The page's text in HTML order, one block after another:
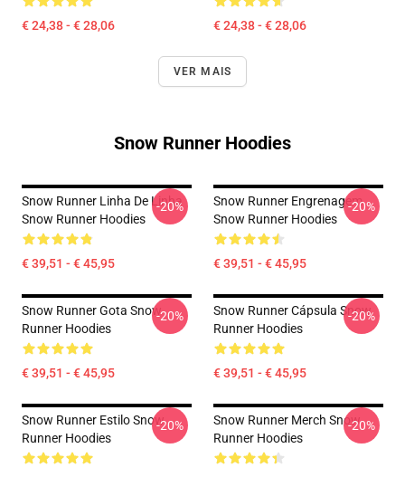
€ 24,38 - € 28,06 € 24,38 - € 28,06
VER MAIS
Snow Runner Hoodies
Snow Runner Linha De Linha
Snow Runner Hoodies
€ 39,51 - € 45,95
-20%
Snow Runner Engrenagem
Snow Runner Hoodies
€ 39,51 - € 45,95
-20%
Snow Runner Gota Snow
Runner Hoodies
€ 39,51 - € 45,95
-20%
Snow Runner Cápsula Snow
Runner Hoodies
€ 39,51 - € 45,95
-20%
Snow Runner Estilo Snow
Runner Hoodies
-20%
Snow Runner Merch Snow
Runner Hoodies
-20%